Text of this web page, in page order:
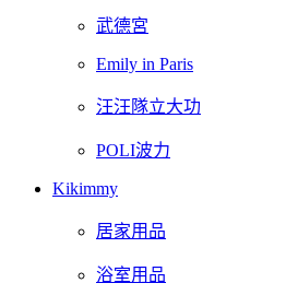
武德宮
Emily in Paris
汪汪隊立大功
POLI波力
Kikimmy
居家用品
浴室用品